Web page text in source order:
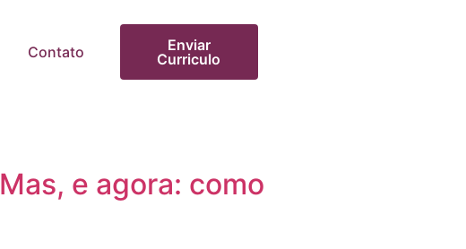
Contato
Enviar
Curriculo
e agora: como